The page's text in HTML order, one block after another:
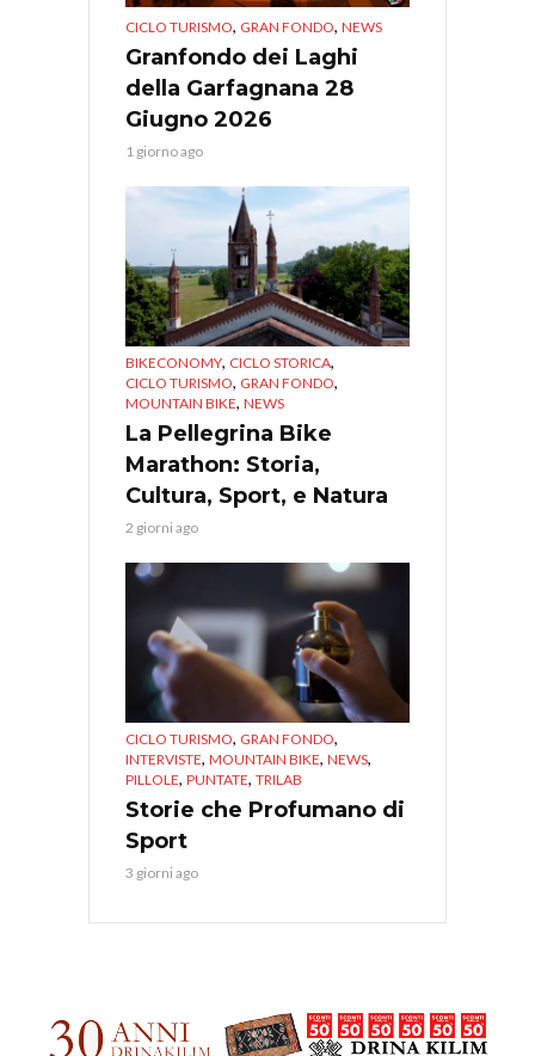
CICLO TURISMO, GRAN FONDO, NEWS
Granfondo dei Laghi
della Garfagnana 28
Giugno 2026
1 giorno ago
BIKECONOMY, CICLO STORICA,
CICLO TURISMO, GRAN FONDO,
MOUNTAIN BIKE, NEWS
La Pellegrina Bike
Marathon: Storia,
Cultura, Sport, e Natura
2 giorni ago
CICLO TURISMO, GRAN FONDO,
INTERVISTE, MOUNTAIN BIKE, NEWS,
PILLOLE, PUNTATE, TRILAB
Storie che Profumano di
Sport
3 giorni ago